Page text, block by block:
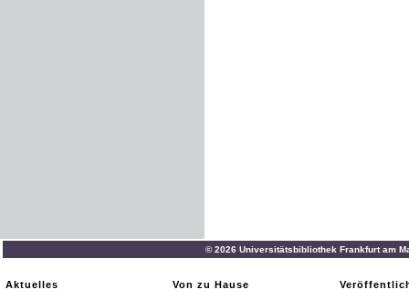
© 2026 Universitätsbibliothek Frankfurt am
Aktuelles
Von zu Hause